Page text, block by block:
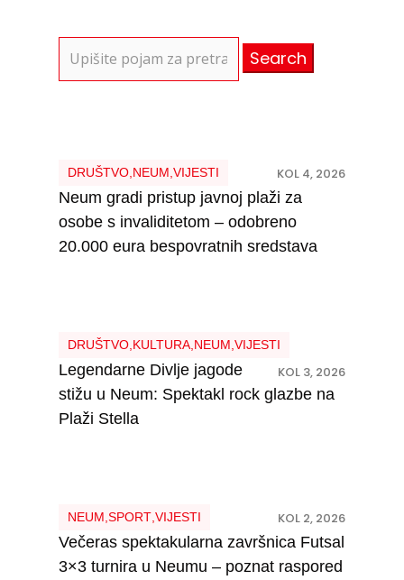
for:
DRUŠTVO, NEUM VIJESTI KOL 4, 2026
Neum gradi pristup javnoj plaži za
osobe s invaliditetom – odobreno
20.000 eura bespovratnih sredstava
DRUŠTVO, KULTURA, NEUM VIJESTI
KOL 3, 2026
Legendarne Divlje jagode
stižu u Neum: Spektakl rock glazbe na
Plaži Stella
NEUM SPORT, VIJESTI KOL 2, 2026
Večeras spektakularna završnica Futsal
3×3 turnira u Neumu – poznat raspored